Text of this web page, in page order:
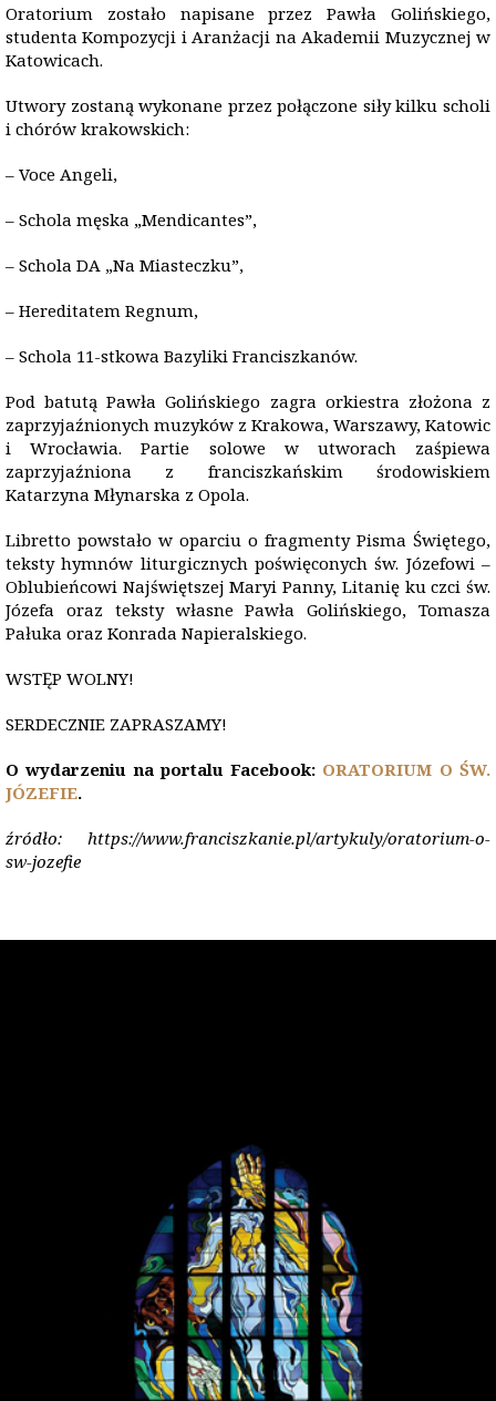
Oratorium zostało napisane przez Pawła Golińskiego,
studenta Kompozycji i Aranżacji na Akademii Muzycznej w
Katowicach.
Utwory zostaną wykonane przez połączone siły kilku scholi
i chórów krakowskich:
– Voce Angeli,
– Schola męska „Mendicantes”,
– Schola DA „Na Miasteczku”,
– Hereditatem Regnum,
– Schola 11-stkowa Bazyliki Franciszkanów.
Pod batutą Pawła Golińskiego zagra orkiestra złożona z
zaprzyjaźnionych muzyków z Krakowa, Warszawy, Katowic
i Wrocławia. Partie solowe w utworach zaśpiewa
zaprzyjaźniona z franciszkańskim środowiskiem
Katarzyna Młynarska z Opola.
Libretto powstało w oparciu o fragmenty Pisma Świętego,
teksty hymnów liturgicznych poświęconych św. Józefowi –
Oblubieńcowi Najświętszej Maryi Panny, Litanię ku czci św.
Józefa oraz teksty własne Pawła Golińskiego, Tomasza
Pałuka oraz Konrada Napieralskiego.
WSTĘP WOLNY!
SERDECZNIE ZAPRASZAMY!
O wydarzeniu na portalu Facebook: ORATORIUM O ŚW.
JÓZEFIE.
źródło: https://www.franciszkanie.pl/artykuly/oratorium-o-
sw-jozefie